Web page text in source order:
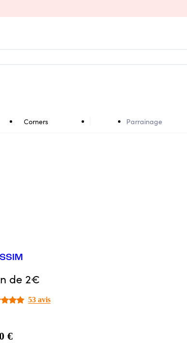
Corners Parrainage
de 2€
53 avis
€